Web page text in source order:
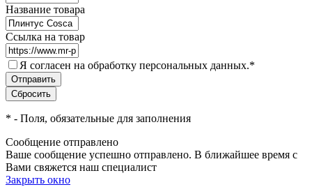
Название товара
Ссылка на товар
Я согласен на обработку персональных данных.*
* - Поля, обязательные для заполнения
Сообщение отправлено
Ваше сообщение успешно отправлено. В ближайшее время с
Вами свяжется наш специалист
Закрыть окно